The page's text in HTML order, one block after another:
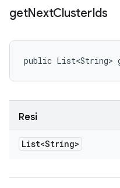
getNextClusterIds
public List<String>
Resi
List<String>